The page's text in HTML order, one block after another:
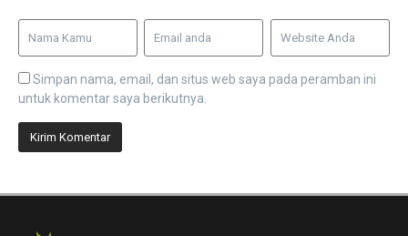
Simpan nama, email, dan situs web saya pada peramban ini
untuk komentar saya berikutnya.